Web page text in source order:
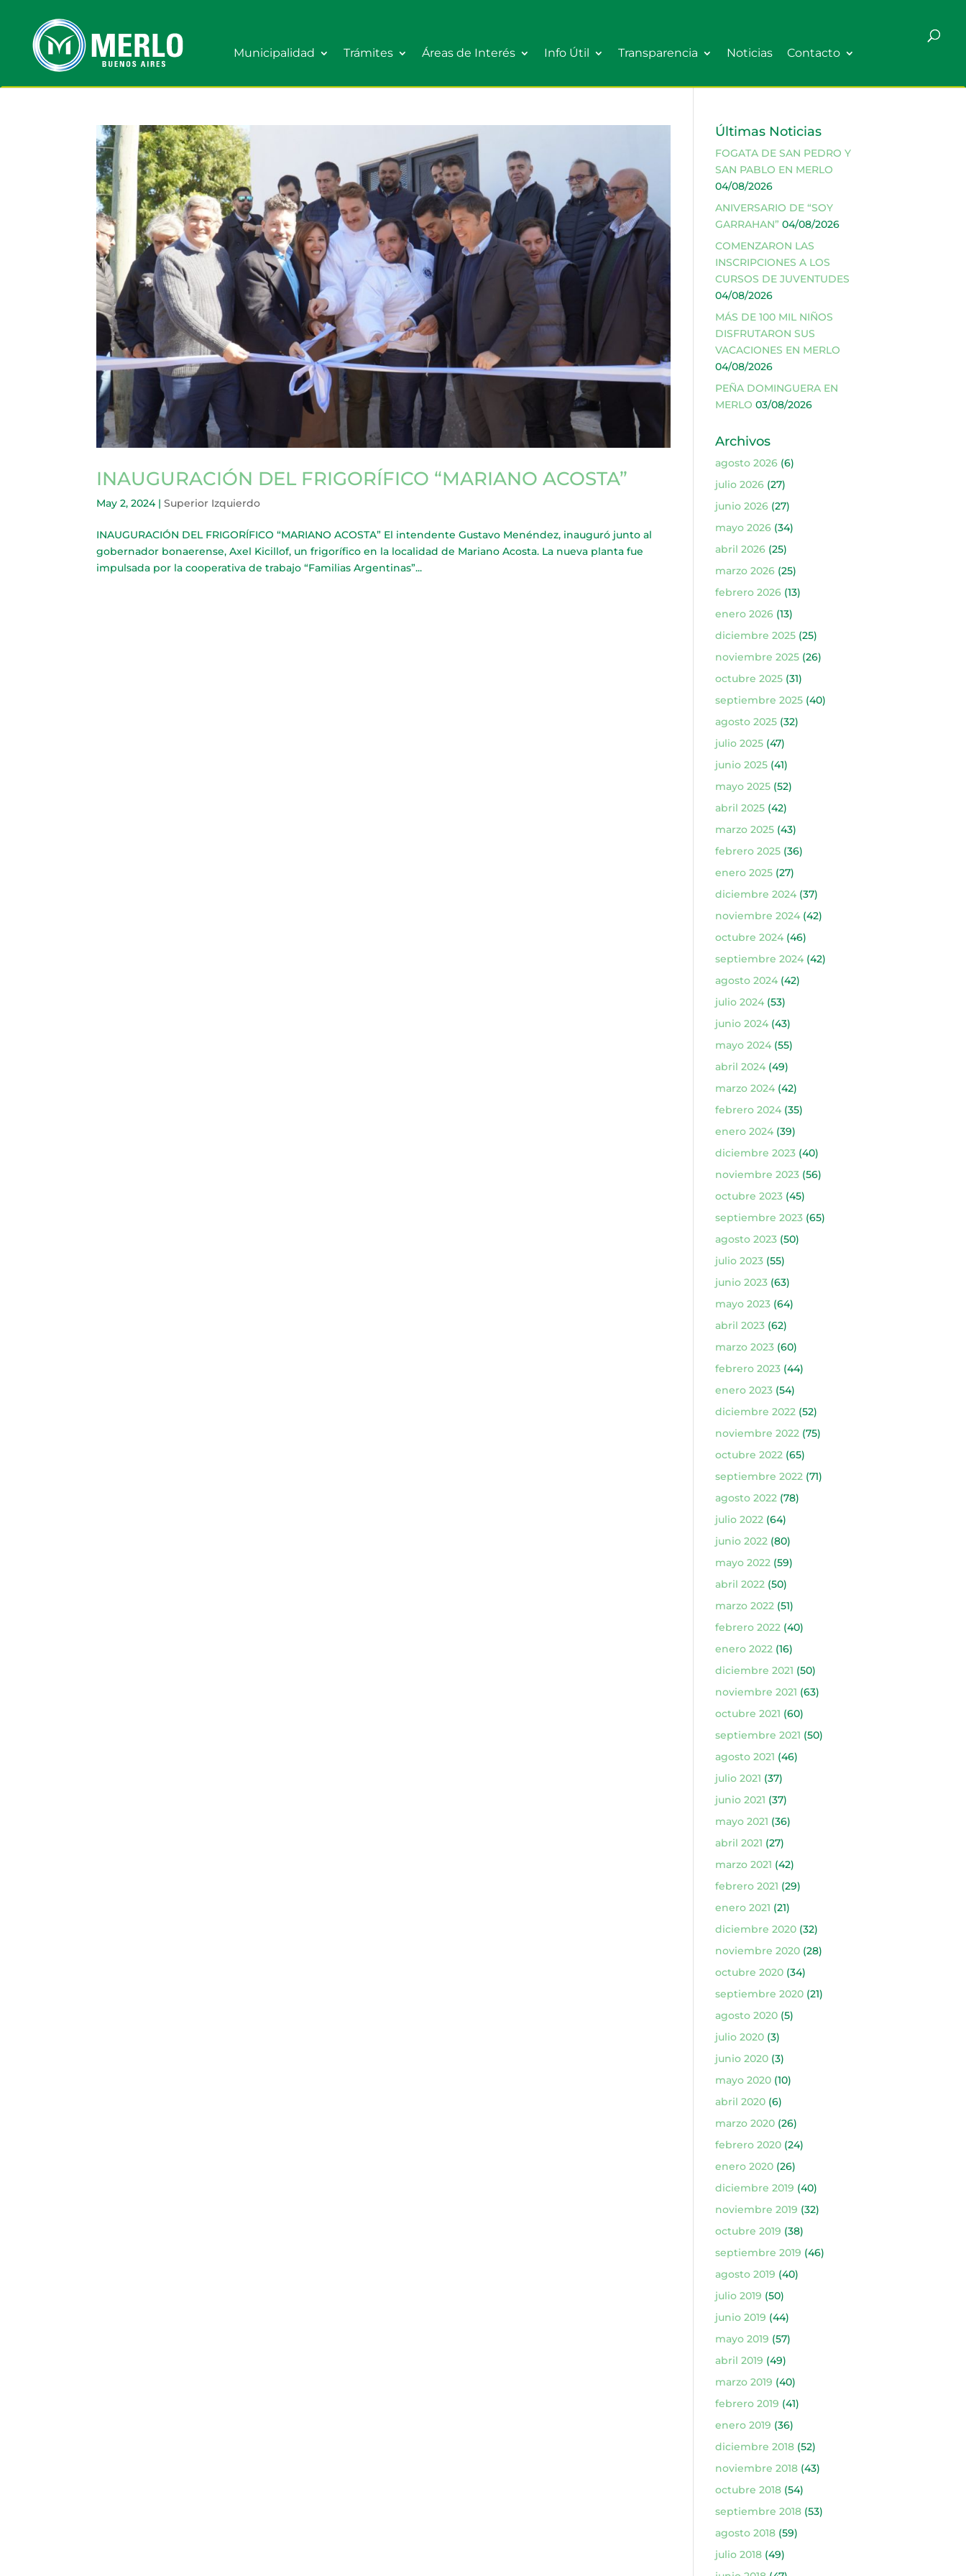
Municipalidad Trámites Áreas de Interés Info Útil Transparencia Noticias Contacto
INAUGURACIÓN DEL FRIGORÍFICO “MARIANO ACOSTA”
May 2, 2024|Superior Izquierdo
INAUGURACIÓN DEL FRIGORÍFICO “MARIANO ACOSTA” El intendente Gustavo Menéndez, inauguró junto al
gobernador bonaerense, Axel Kicillof, un frigorífico en la localidad de Mariano Acosta. La nueva planta fue
impulsada por la cooperativa de trabajo “Familias Argentinas”...
Últimas Noticias
FOGATA DE SAN PEDRO Y
SAN PABLO EN MERLO
04/08/2026
ANIVERSARIO DE “SOY
GARRAHAN” 04/08/2026
COMENZARON LAS
INSCRIPCIONES A LOS
CURSOS DE JUVENTUDES
04/08/2026
MÁS DE 100 MIL NIÑOS
DISFRUTARON SUS
VACACIONES EN MERLO
04/08/2026
PEÑA DOMINGUERA EN
MERLO 03/08/2026
Archivos
agosto 2026(6)
julio 2026(27)
junio 2026(27)
mayo 2026(34)
abril 2026(25)
marzo 2026(25)
febrero 2026(13)
enero 2026(13)
diciembre 2025(25)
noviembre 2025(26)
octubre 2025(31)
septiembre 2025(40)
agosto 2025(32)
julio 2025(47)
junio 2025(41)
mayo 2025(52)
abril 2025(42)
marzo 2025(43)
febrero 2025(36)
enero 2025(27)
diciembre 2024(37)
noviembre 2024(42)
octubre 2024(46)
septiembre 2024(42)
agosto 2024(42)
julio 2024(53)
junio 2024(43)
mayo 2024(55)
abril 2024(49)
marzo 2024(42)
febrero 2024(35)
enero 2024(39)
diciembre 2023(40)
noviembre 2023(56)
octubre 2023(45)
septiembre 2023(65)
agosto 2023(50)
julio 2023(55)
junio 2023(63)
mayo 2023(64)
abril 2023(62)
marzo 2023(60)
febrero 2023(44)
enero 2023(54)
diciembre 2022(52)
noviembre 2022(75)
octubre 2022(65)
septiembre 2022(71)
agosto 2022(78)
julio 2022(64)
junio 2022(80)
mayo 2022(59)
abril 2022(50)
marzo 2022(51)
febrero 2022(40)
enero 2022(16)
diciembre 2021 (50)
noviembre 2021 (63)
octubre 2021 (60)
septiembre 2021 (50)
agosto 2021 (46)
julio 2021 (37)
junio 2021 (37)
mayo 2021 (36)
abril 2021 (27)
marzo 2021 (42)
febrero 2021 (29)
enero 2021 (21)
diciembre 2020(32)
noviembre 2020(28)
octubre 2020(34)
septiembre 2020(21)
agosto 2020(5)
julio 2020(3)
junio 2020(3)
mayo 2020(10)
abril 2020(6)
marzo 2020(26)
febrero 2020(24)
enero 2020(26)
diciembre 2019 (40)
noviembre 2019 (32)
octubre 2019 (38)
septiembre 2019 (46)
agosto 2019 (40)
julio 2019 (50)
junio 2019 (44)
mayo 2019 (57)
abril 2019 (49)
marzo 2019 (40)
febrero 2019 (41)
enero 2019 (36)
diciembre 2018(52)
noviembre 2018(43)
octubre 2018(54)
septiembre 2018(53)
agosto 2018(59)
julio 2018(49)